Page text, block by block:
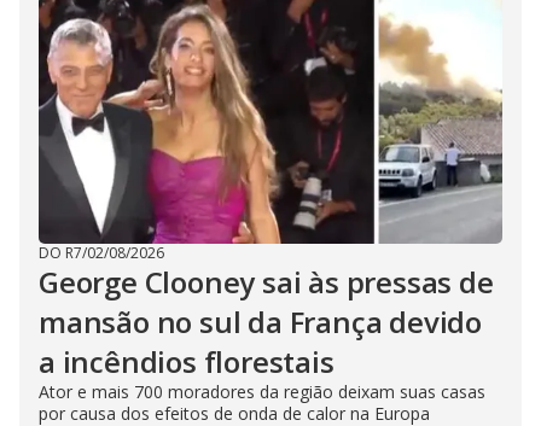
DO R7/02/08/2026
George Clooney sai às pressas de
mansão no sul da França devido
a incêndios florestais
Ator e mais 700 moradores da região deixam suas casas
por causa dos efeitos de onda de calor na Europa